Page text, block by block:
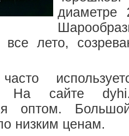
диаметре
все лето,
На сайте
оптом.
низким ценам.